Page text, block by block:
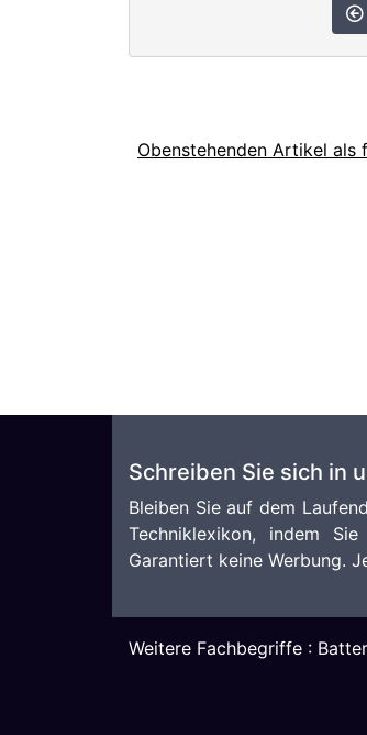
Obenstehenden Artikel als
Schreiben Sie sich in
Bleiben Sie auf dem
Techniklexikon, indem
Garantiert keine Werbung.
Weitere Fachbegriffe :